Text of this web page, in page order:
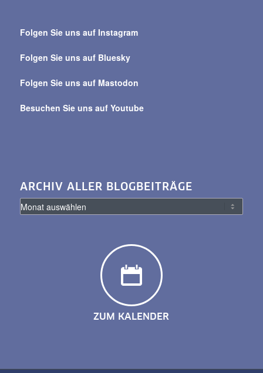
alle
Folgen Sie uns auf Instagram
Folgen Sie uns auf Bluesky
Folgen Sie uns auf Mastodon
Besuchen Sie uns auf Youtube
ARCHIV ALLER BLOGBEITRÄGE
ZUM KALENDER